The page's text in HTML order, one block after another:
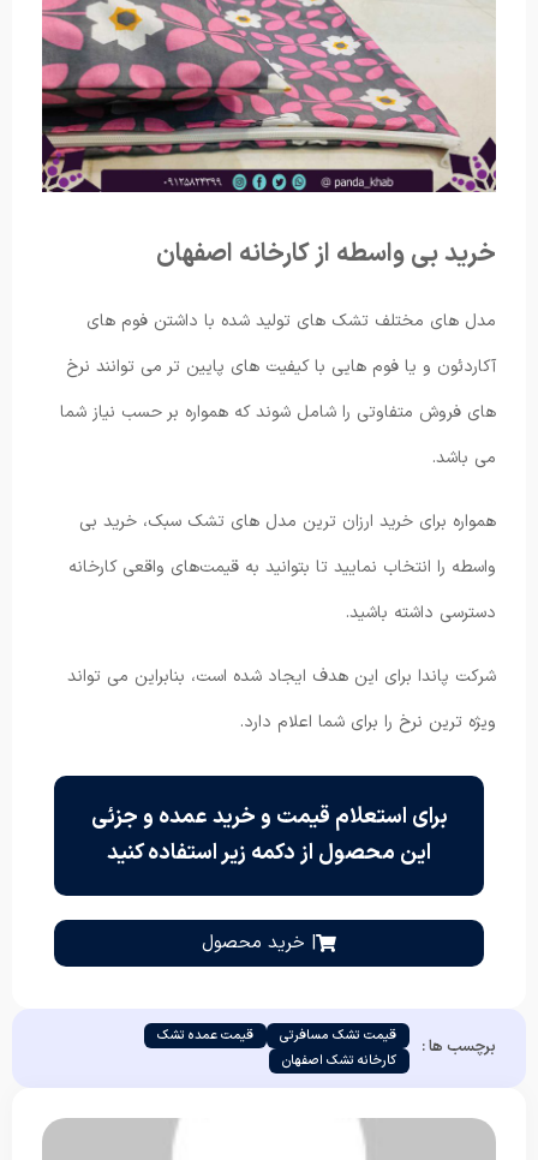
خرید بی واسطه از کارخانه اصفهان
مدل های مختلف تشک های تولید شده با داشتن فوم های
آکاردئون و یا فوم هایی با کیفیت های پایین تر می توانند نرخ
های فروش متفاوتی را شامل شوند که همواره بر حسب نیاز شما
می باشد.
همواره برای خرید ارزان ترین مدل های تشک سبک، خرید بی
واسطه را انتخاب نمایید تا بتوانید به قیمت‌های واقعی کارخانه
دسترسی داشته باشید.
شرکت پاندا برای این هدف ایجاد شده است، بنابراین می تواند
ویژه ترین نرخ را برای شما اعلام دارد.
برای استعلام قیمت و خرید عمده و جزئی
این محصول از دکمه زیر استفاده کنید
| خرید محصول
برچسب ها : قیمت تشک مسافرتی
قیمت عمده تشک
کارخانه تشک اصفهان